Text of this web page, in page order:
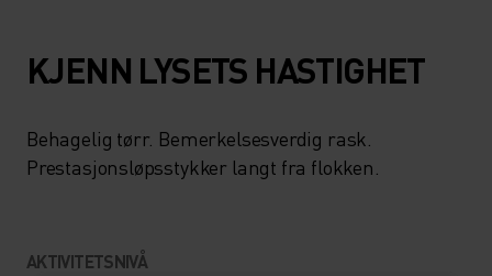
KJENN LYSETS HASTIGHET
Behagelig tørr. Bemerkelsesverdig rask.
Prestasjonsløpsstykker langt fra flokken.
AKTIVITETSNIVÅ